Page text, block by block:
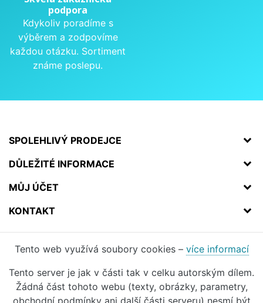
podpora
Kdykoliv poradíme s
výběrem a zodpovíme
každou otázku. Sortiment
známe poslepu.
SPOLEHLIVÝ PRODEJCE
DŮLEŽITÉ INFORMACE
MŮJ ÚČET
KONTAKT
Tento web využívá soubory cookies – více informací
Tento server je jak v části tak v celku autorským dílem.
Žádná část tohoto webu (texty, obrázky, parametry,
obchodní podmínky ani další části serveru) nesmí být